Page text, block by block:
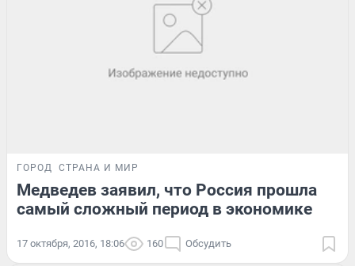
ГОРОД СТРАНА И МИР
Медведев заявил, что Россия прошла
самый сложный период в экономике
17 октября, 2016, 18:06 160 Обсудить